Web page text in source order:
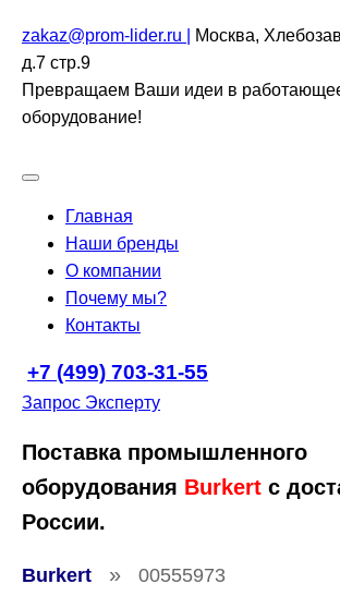
zakaz@prom-lider.ru |
Москва,
д.7 стр.9
Превращаем Ваши идеи в
оборудование!
Главная
Наши бренды
О компании
Почему мы?
Контакты
+7 (499) 703-31-55
Запрос Эксперту
Поставка промышленного
оборудования Burkert с
России.
Burkert » 00555973